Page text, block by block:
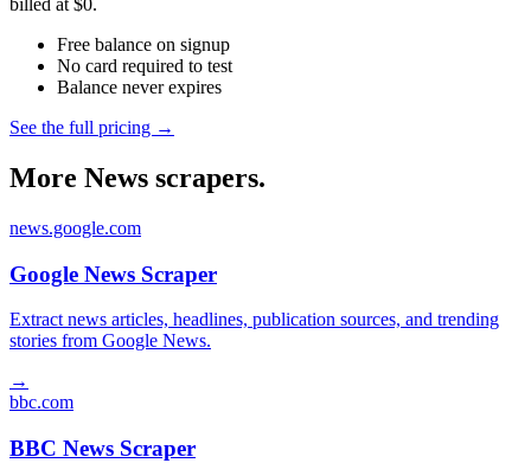
billed at $0.
Free balance on signup
No card required to test
Balance never expires
See the full pricing →
More News scrapers.
news.google.com
Google News Scraper
Extract news articles, headlines, publication sources, and trending
stories from Google News.
→
bbc.com
BBC News Scraper